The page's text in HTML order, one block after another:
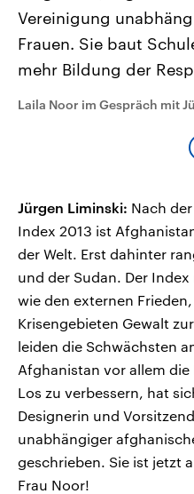
Landtagswahl Sachsen-
Alle Informationen
Sachsen-Anhalt wählt am 6.
September 2026 einen
Bundesland von einer
Wahlprogramme, aktuelle
und Hintergründe zu den
Programm
Audio-Archiv
Vereinigung
Frauen. Sie baut
mehr Bildung der
Laila Noor im Gespräch mit
Jürgen Liminski: Nach
Index 2013 ist
der Welt. Erst dahinter
und der Sudan. Der
wie den externen
Krisengebieten Gewalt
leiden die Schwächsten
Afghanistan vor allem
Los zu verbessern, hat
Designerin und
unabhängiger
geschrieben. Sie ist jetzt
Frau Noor!